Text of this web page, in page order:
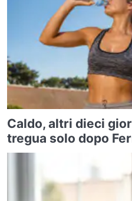
Caldo, altri dieci
tregua solo dopo